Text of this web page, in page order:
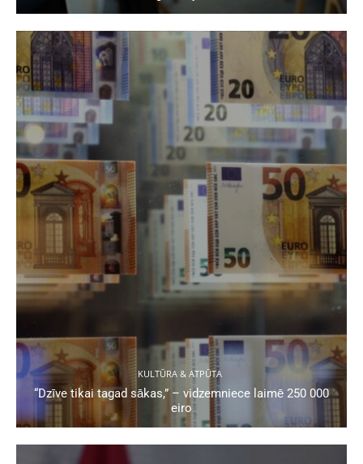
KULTŪRA & ATPŪTA
“Dzīve tikai tagad sākas,” – vidzemniece laimē 250 000
eiro